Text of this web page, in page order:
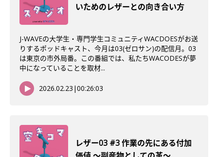
いためのレザーとの向き合い方
J-WAVEの大学生・専門学生コミュニティWACDOESがお送
りするポッドキャスト、今月は03(ゼロサン)の配信月。03
は東京の市外局番。この番組では、私たちWACODESが夢
中になっていることを取材...
2026.02.23 |00:26:03
レザー03 #3 作業の先にある付加